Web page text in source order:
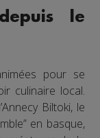
le
pour se
culinaire local.
Biltoki, le
en basque,